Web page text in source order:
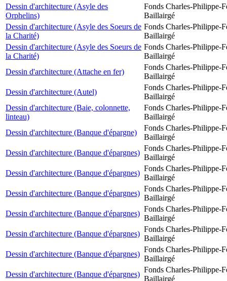
Dessin d'architecture (Asyle des
Orphelins)
Fonds Charles-Philippe-
Baillairgé
Dessin d'architecture (Asyle des Soeurs de
la Charité)
Fonds Charles-Philippe-
Baillairgé
Dessin d'architecture (Asyle des Soeurs de
la Charité)
Fonds Charles-Philippe-
Baillairgé
Dessin d'architecture (Attache en fer)
Fonds Charles-Philippe-
Baillairgé
Dessin d'architecture (Autel)
Fonds Charles-Philippe-
Baillairgé
Dessin d'architecture (Baie, colonnette,
linteau)
Fonds Charles-Philippe-
Baillairgé
Dessin d'architecture (Banque d'épargne)
Fonds Charles-Philippe-
Baillairgé
Dessin d'architecture (Banque d'épargnes)
Fonds Charles-Philippe-
Baillairgé
Dessin d'architecture (Banque d'épargnes)
Fonds Charles-Philippe-
Baillairgé
Dessin d'architecture (Banque d'épargnes)
Fonds Charles-Philippe-
Baillairgé
Dessin d'architecture (Banque d'épargnes)
Fonds Charles-Philippe-
Baillairgé
Dessin d'architecture (Banque d'épargnes)
Fonds Charles-Philippe-
Baillairgé
Dessin d'architecture (Banque d'épargnes)
Fonds Charles-Philippe-
Baillairgé
Dessin d'architecture (Banque d'épargnes)
Fonds Charles-Philippe-
Baillairgé